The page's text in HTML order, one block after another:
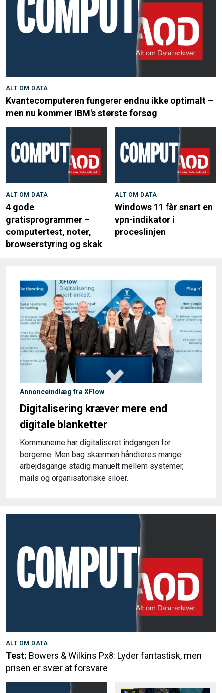
ALT OM DATA
Kvantecomputeren fungerer endnu ikke optimalt –
men nu kommer IBM's største forsøg
ALT OM DATA
4 gode
gratisprogrammer –
computertest, noter,
browserstyring og skak
ALT OM DATA
Windows 11 får snart en
vpn-indikator i
proceslinjen
Annonceindlæg fra XFlow
Digitalisering kræver mere end
digitale blanketter
Kommunerne har digitaliseret indgangen for
borgerne. Men bag skærmen håndteres mange
arbejdsgange stadig manuelt mellem systemer,
mails og organisatoriske siloer.
ALT OM DATA
Test: Bowers & Wilkins Px8: Lyder fantastisk, men
prisen er svær at forsvare